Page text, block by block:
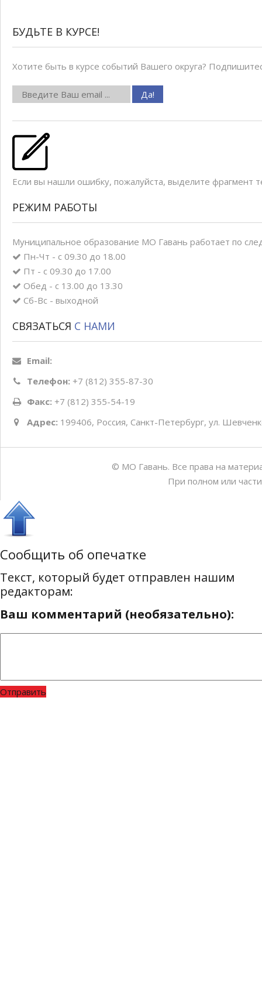
БУДЬТЕ В КУРСЕ!
Хотите быть в курсе событий Вашего округа?
Если вы нашли ошибку, пожалуйста, выделите фрагмент
РЕЖИМ РАБОТЫ
Муниципальное образование МО Гавань работает по
Пн-Чт - с 09.30 до 18.00
Пт - с 09.30 до 17.00
Обед - с 13.00 до 13.30
Сб-Вс - выходной
СВЯЗАТЬСЯ С НАМИ
Email:
Телефон: +7 (812) 355-87-30
Факс: +7 (812) 355-54-19
Адрес: 199406, Россия, Санкт-Петербург, ул.
© МО Гавань. Все права на
При полном или
Сообщить об опечатке
Текст, который будет отправлен нашим
редакторам:
Ваш комментарий (необязательно):
Отправить